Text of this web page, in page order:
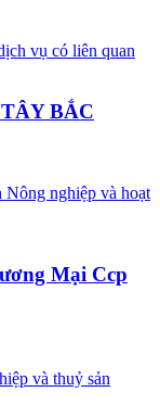
vụ có liên quan
BẮC
Nông nghiệp và hoạt
Mại Ccp
và thuỷ sản